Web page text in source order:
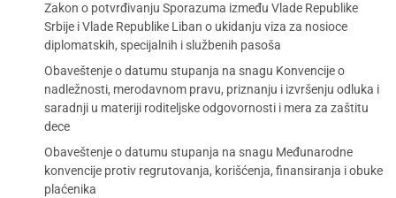
Zakon o potvrđivanju Sporazuma između Vlade Republike
Srbije i Vlade Republike Liban o ukidanju viza za nosioce
diplomatskih, specijalnih i službenih pasoša
Obaveštenje o datumu stupanja na snagu Konvencije o
nadležnosti, merodavnom pravu, priznanju i izvršenju odluka i
saradnji u materiji roditeljske odgovornosti i mera za zaštitu
dece
Obaveštenje o datumu stupanja na snagu Međunarodne
konvencije protiv regrutovanja, korišćenja, finansiranja i obuke
plaćenika